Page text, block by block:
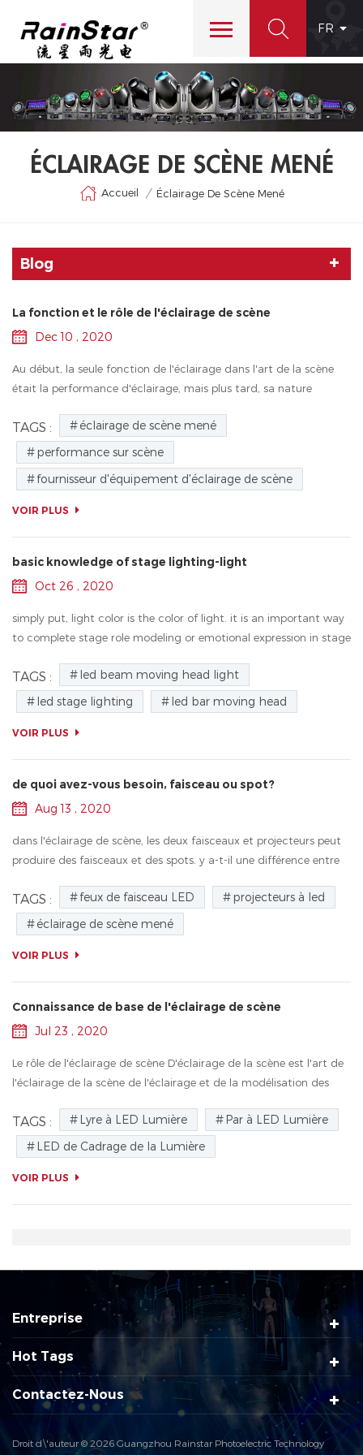
FR
ÉCLAIRAGE DE SCÈNE MENÉ
Accueil / Éclairage De Scène Mené
Blog
La fonction et le rôle de l'éclairage de scène
Dec 10 , 2020
Au début, la seule fonction de l'éclairage dans l'art de la scène
était la performance d'éclairage, mais plus tard, sa nature
autre œ...
TAGS :
éclairage de scène mené
performance sur scène
fournisseur d'équipement d'éclairage de scène
VOIR PLUS
basic knowledge of stage lighting-light
Oct 26 , 2020
simply put, light color is the color of light. it is an important way
to complete stage role modeling or emotional expression in stage
moo...
TAGS :
led beam moving head light
led stage lighting
led bar moving head
VOIR PLUS
de quoi avez-vous besoin, faisceau ou spot?
Aug 13 , 2020
dans l'éclairage de scène, les deux faisceaux et projecteurs peut
produire des faisceaux et des spots. y a-t-il une différence entre
ques...
TAGS : feux de faisceau LED
projecteurs à led
éclairage de scène mené
VOIR PLUS
Connaissance de base de l'éclairage de scène
Jul 23 , 2020
Le rôle de l'éclairage de scène D'éclairage de la scène est l'art de
l'éclairage de la scène de l'éclairage et de la modélisation des
scène....
TAGS : Lyre à LED Lumière
Par à LED Lumière
LED de Cadrage de la Lumière
VOIR PLUS
Entreprise
Hot Tags
Contactez-Nous
Droit d\'auteur © 2026 Guangzhou Rainstar Photoelectric Technology